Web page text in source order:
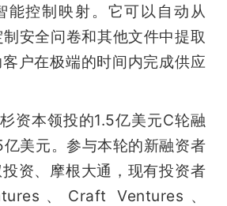
能控制映射。它可以自动从
安全问卷和其他文件中提取
户在极端的时间内完成供应
资本领投的1.5亿美元C轮融
美元。参与本轮的新融资者
资、摩根大通，现有投资者
、Craft Ventures、